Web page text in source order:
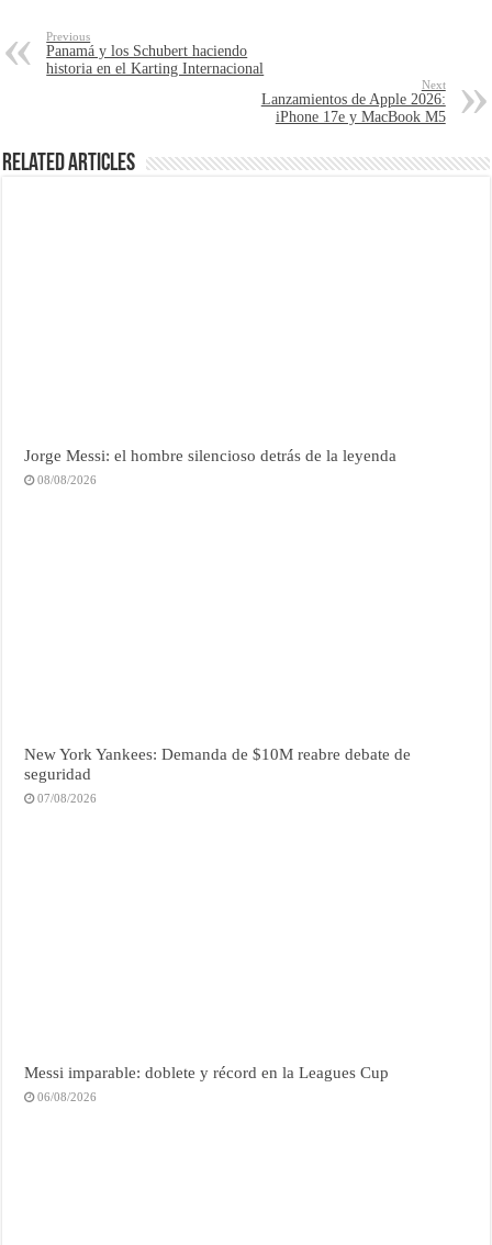
Previous
Panamá y los Schubert haciendo
historia en el Karting Internacional
Next
Lanzamientos de Apple 2026:
iPhone 17e y MacBook M5
Related Articles
Jorge Messi: el hombre silencioso detrás de la leyenda
08/08/2026
New York Yankees: Demanda de $10M reabre debate de
seguridad
07/08/2026
Messi imparable: doblete y récord en la Leagues Cup
06/08/2026